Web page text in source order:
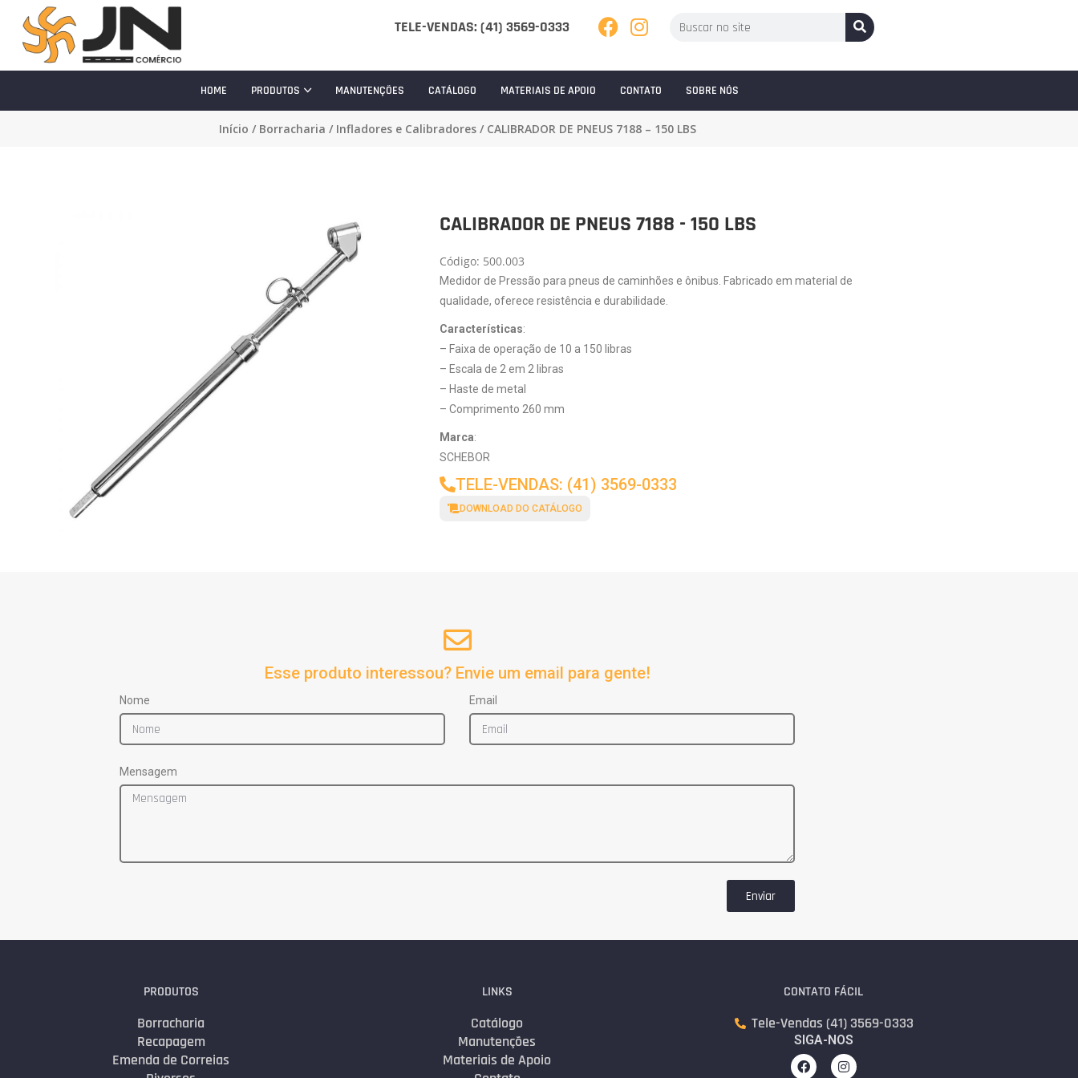
TELE-VENDAS: (41) 3569-0333
HOME PRODUTOS MANUTENÇÕES CATÁLOGO MATERIAIS DE APOIO CONTATO SOBRE NÓS
Início / Borracharia / Infladores e Calibradores/ CALIBRADOR DE PNEUS 7188 – 150 LBS
CALIBRADOR DE PNEUS 7188 - 150 LBS
Código: 500.003
Medidor de Pressão para pneus de caminhões e ônibus. Fabricado em material de
qualidade, oferece resistência e durabilidade.
Características:
– Faixa de operação de 10 a 150 libras
– Escala de 2 em 2 libras
– Haste de metal
– Comprimento 260 mm
Marca:
SCHEBOR
TELE-VENDAS: (41) 3569-0333
DOWNLOAD DO CATÁLOGO
Esse produto interessou? Envie um email para gente!
Nome Email
Mensagem
Enviar
PRODUTOS
Borracharia
Recapagem
Emenda de Correias
LINKS
Catálogo
Manutenções
Materiais de Apoio
CONTATO FÁCIL
Tele-Vendas (41) 3569-0333
SIGA-NOS